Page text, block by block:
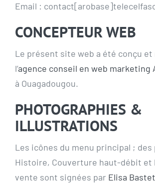
Email :
CONCEPTEUR WEB
Le présent site web a été conçu et
l’agence conseil en web marketing
à Ouagadougou.
PHOTOGRAPHIES &
ILLUSTRATIONS
Les icônes du menu principal ; des
Histoire, Couverture haut-débit et
vente sont signées par Elisa Bastet